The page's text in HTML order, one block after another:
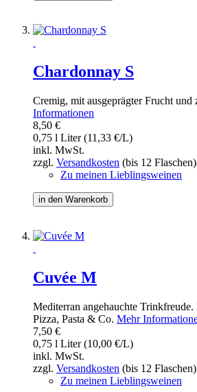
Chardonnay S
Cremig, mit ausgeprägter Frucht und
Informationen
8,50 €
0,75 l Liter (11,33 €/L)
inkl. MwSt.
zzgl. Versandkosten (bis 12 Flaschen)
Zu meinen Lieblingsweinen
in den Warenkorb
Cuvée M
Mediterran angehauchte
Pizza, Pasta & Co. Mehr
7,50 €
0,75 l Liter (10,00 €/L)
inkl. MwSt.
zzgl. Versandkosten (bis 12 Flaschen)
Zu meinen Lieblingsweinen